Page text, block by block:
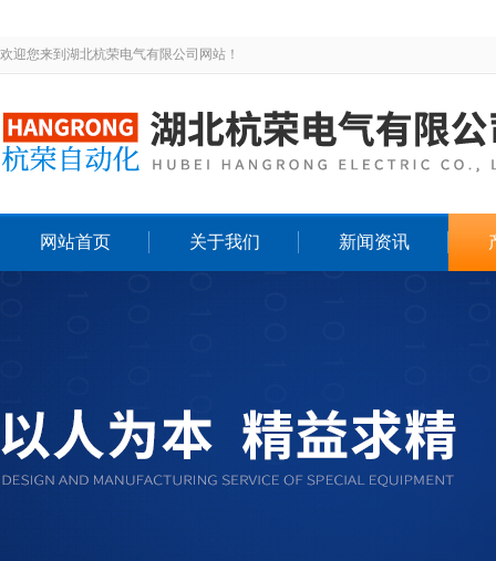
欢迎您来到湖北杭荣电气有限公司网站！
网站首页 关于我们 新闻资讯